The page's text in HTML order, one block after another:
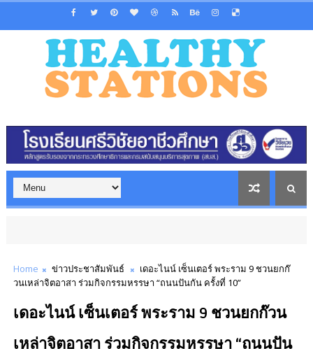
Home ข่าวประชาสัมพันธ์
เดอะไนน์ เซ็นเตอร์ พระราม 9 ชวนยกก๊
วนเหล่าจิตอาสา ร่วมกิจกรรมหรรษา “ถนนปันกัน ครั้งที่ 10”
เดอะไนน์ เซ็นเตอร์ พระราม 9 ชวนยกก๊วน
เหล่าจิตอาสา ร่วมกิจกรรมหรรษา “ถนนปัน